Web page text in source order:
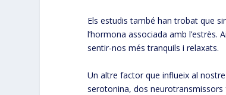
Els estudis també han trobat que
l’hormona associada amb
sentir-nos més tranquils i relaxats.
Un altre factor que influeix al
serotonina, dos neurotransmissors